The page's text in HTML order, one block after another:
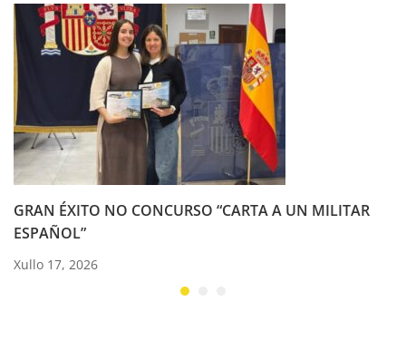
GRAN ÉXITO NO CONCURSO “CARTA A UN MILITAR
ESPAÑOL”
Xullo 17, 2026